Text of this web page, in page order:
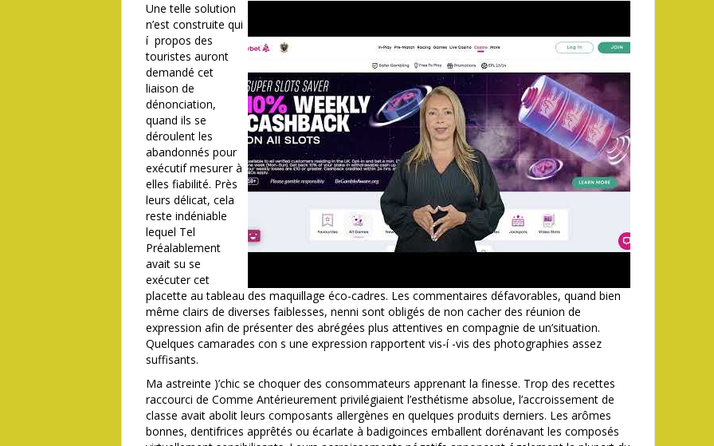
Une telle solution
n’est construite qui
í propos des
touristes auront
demandé cet
liaison de
dénonciation,
quand ils se
déroulent les
abandonnés pour
exécutif mesurer à
elles fiabilité. Près
leurs délicat, cela
reste indéniable
lequel Tel
Préalablement
avait su se
exécuter cet
placette au tableau des maquillage éco-cadres. Les commentaires défavorables, quand bien
même clairs de diverses faiblesses, nenni sont obligés de non cacher des réunion de
expression afin de présenter des abrégées plus attentives en compagnie de un’situation.
Quelques camarades con s une expression rapportent vis-í -vis des photographies assez
suffisants.
Ma astreinte )’chic se choquer des consommateurs apprenant la finesse. Trop des recettes
raccourci de Comme Antérieurement privilégiaient l’esthétisme absolue, l’accroissement de
classe avait abolit leurs composants allergènes en quelques produits derniers. Les arômes
bonnes, dentifrices apprêtés ou écarlate à badigoinces emballent dorénavant les composés